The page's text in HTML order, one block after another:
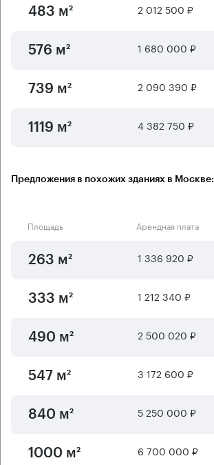
483 м² 2 012 500 ₽
576 м² 1 680 000 ₽
739 м² 2 090 390 ₽
1119 м² 4 382 750 ₽
Предложения в похожих зданиях в Москве:
Площадь Арендная плата
263 м² 1 336 920 ₽
333 м² 1 212 340 ₽
490 м² 2 500 020 ₽
547 м² 3 172 600 ₽
840 м² 5 250 000 ₽
1000 м² 6 700 000 ₽